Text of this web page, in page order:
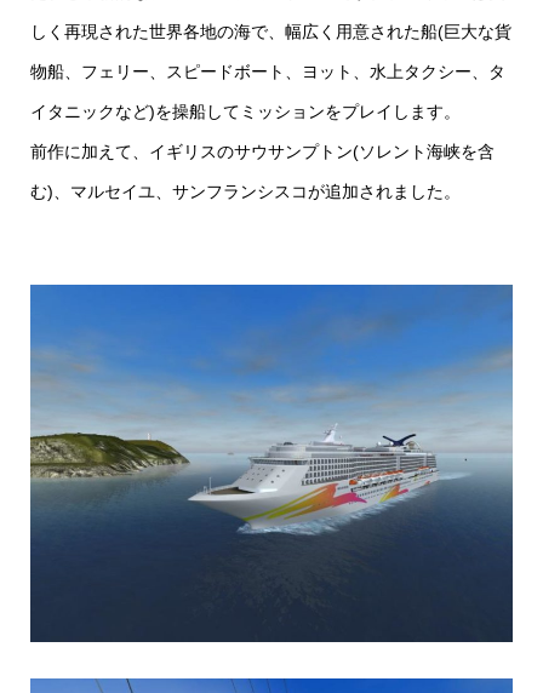
しく再現された世界各地の海で、幅広く用意された船(巨大な貨
物船、フェリー、スピードボート、ヨット、水上タクシー、タ
イタニックなど)を操船してミッションをプレイします。
前作に加えて、イギリスのサウサンプトン(ソレント海峡を含
む)、マルセイユ、サンフランシスコが追加されました。